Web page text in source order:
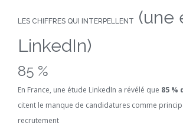
LES CHIFFRES QUI INTERPELLENT
(une
LinkedIn)
85 %
En France, une étude LinkedIn a révélé que 85 %
citent le manque de candidatures comme
recrutement